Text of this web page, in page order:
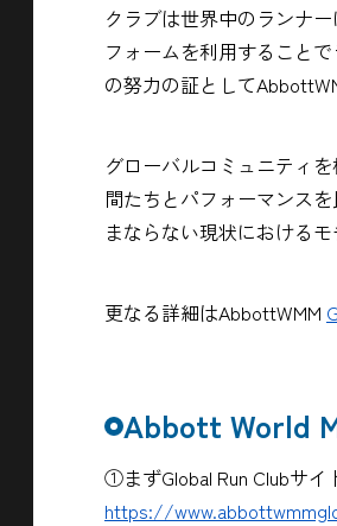
クラブは世界中のランナ
フォームを利用すること
の努力の証として
グローバルコミュニティ
間たちとパフォーマンス
まならない現状における
更なる詳細はAbbottWMM
Abbott World
①まずGlobal Run Clubサイ
https://